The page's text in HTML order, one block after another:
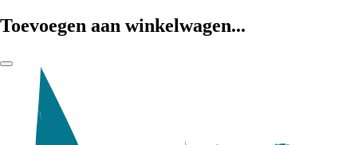
Toevoegen aan winkelwagen...